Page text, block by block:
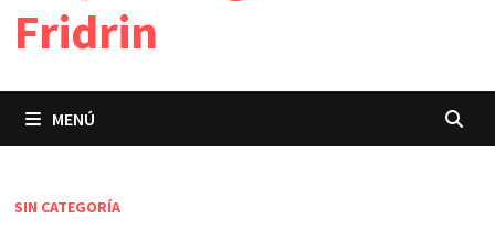
Fridrin
MENÚ
SIN CATEGORÍA